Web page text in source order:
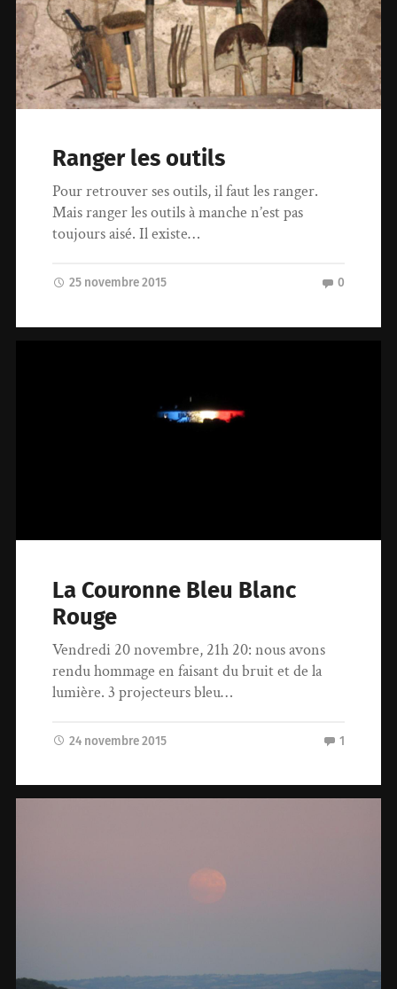
Ranger les outils
Pour retrouver ses outils, il faut les ranger.
Mais ranger les outils à manche n’est pas
toujours aisé. Il existe…
25 novembre 2015 0
La Couronne Bleu Blanc
Rouge
Vendredi 20 novembre, 21h 20: nous avons
rendu hommage en faisant du bruit et de la
lumière. 3 projecteurs bleu…
24 novembre 2015 1